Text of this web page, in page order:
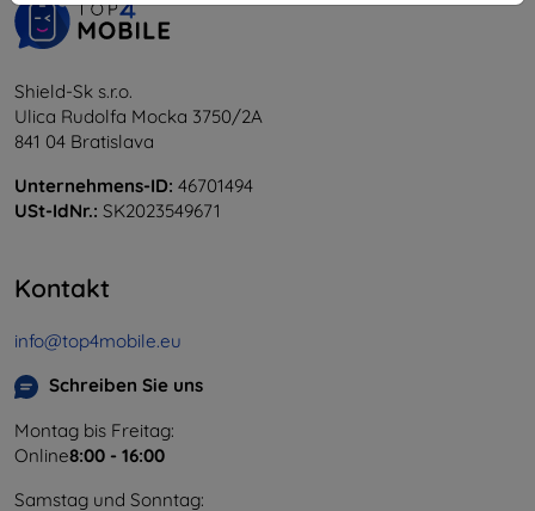
Shield-Sk s.r.o.
Ulica Rudolfa Mocka 3750/2A
841 04 Bratislava
Unternehmens-ID: 46701494
USt-IdNr.: SK2023549671
Kontakt
info@top4mobile.eu
Schreiben Sie uns
Montag bis Freitag:
Online8:00 - 16:00
Samstag und Sonntag: